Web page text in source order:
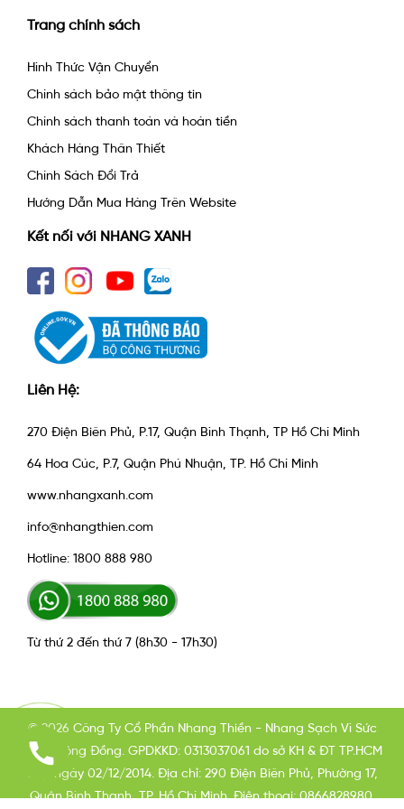
Trang chính sách
Hình Thức Vận Chuyển
Chính sách bảo mật thông tin
Chính sách thanh toán và hoàn tiền
Khách Hàng Thân Thiết
Chính Sách Đổi Trả
Hướng Dẫn Mua Hàng Trên Website
Kết nối với NHANG XANH
Liên Hệ:
270 Điện Biên Phủ, P.17, Quận Bình Thạnh, TP Hồ Chí Minh
64 Hoa Cúc, P.7, Quận Phú Nhuận, TP. Hồ Chí Minh
www.nhangxanh.com
info@nhangthien.com
Hotline: 1800 888 980
Từ thứ 2 đến thứ 7 (8h30 - 17h30)
© 2026 Công Ty Cổ Phần Nhang Thiền - Nhang Sạch Vì Sức
Khỏe Cộng Đồng. GPDKKD: 0313037061 do sở KH & ĐT TP.HCM
cấp ngày 02/12/2014. Địa chỉ: 290 Điện Biên Phủ, Phường 17,
Quận Bình Thạnh, TP. Hồ Chí Minh. Điện thoại: 0866828980.